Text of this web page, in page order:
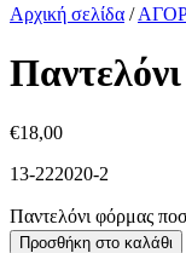
Αρχική σελίδα /
€18,00
13-222020-2
Παντελόνι φόρμας
Προσθήκη στο καλάθι